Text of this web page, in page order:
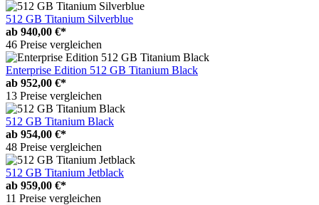
512 GB Titanium Silverblue
ab 940,00 €*
46 Preise vergleichen
Enterprise Edition 512 GB Titanium Black
ab 952,00 €*
13 Preise vergleichen
512 GB Titanium Black
ab 954,00 €*
48 Preise vergleichen
512 GB Titanium Jetblack
ab 959,00 €*
11 Preise vergleichen